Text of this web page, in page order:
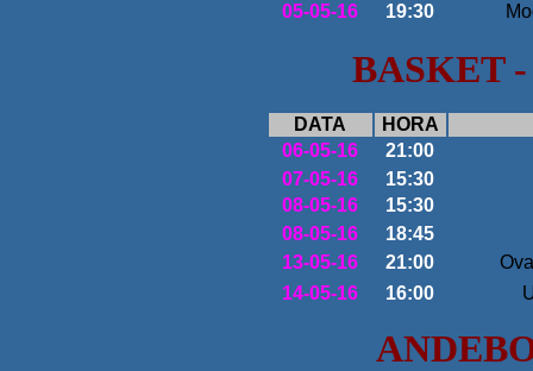
05-05-16
19:30
BASKET
DATA
HORA
06-05-16
21:00
07-05-16
15:30
08-05-16
15:30
08-05-16
18:45
13-05-16 21:00
14-05-16 16:00